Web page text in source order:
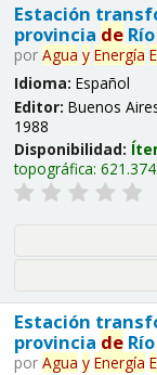
Estación
provincia de
por Agua y Energía
Idioma: Español
Editor: Buenos
1988
Disponibilidad:
topográfica:
Estación
provincia de
por Agua y Energía